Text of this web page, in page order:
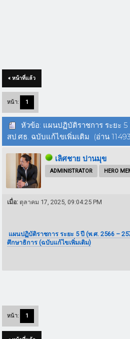
« หน้าที่แล้ว
หน้า: 1
หัวข้อ: แผนปฏิบัติราชการ ระยะ 5
สป.ศธ. ฉบับแก้ไขเพิ่มเติม (อ่าน
เลิศชาย ปานมุข
ADMINISTRATOR HERO
เมื่อ: ตุลาคม 17, 2025, 09:04:25 PM
แผนปฏิบัติราชการ ระยะ 5 ปี (พ.ศ. 2566 –
ศึกษาธิการ (ฉบับแก้ไขเพิ่มเติม)
หน้า: 1